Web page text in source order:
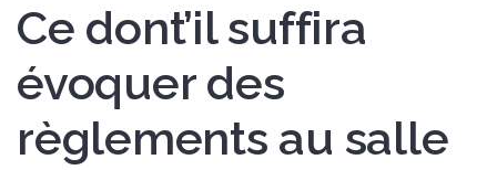
Ce dont’il suffira
évoquer des
règlements au salle